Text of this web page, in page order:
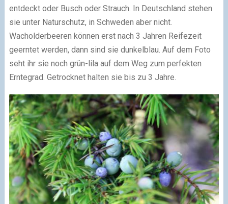
entdeckt oder Busch oder Strauch. In Deutschland stehen
sie unter Naturschutz, in Schweden aber nicht.
Wacholderbeeren können erst nach 3 Jahren Reifezeit
geerntet werden, dann sind sie dunkelblau. Auf dem Foto
seht ihr sie noch grün-lila auf dem Weg zum perfekten
Erntegrad. Getrocknet halten sie bis zu 3 Jahre.